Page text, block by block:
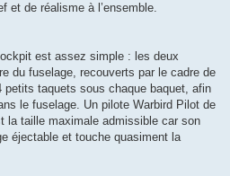
et de réalisme à l’ensemble.
est assez simple : les deux
du fuselage, recouverts par le cadre de
petits taquets sous chaque baquet, afin
le fuselage. Un pilote Warbird Pilot de
la taille maximale admissible car son
éjectable et touche quasiment la